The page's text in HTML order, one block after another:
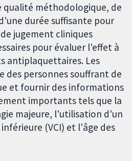
qualité méthodologique, de
durée suffisante pour
jugement cliniques
pour évaluer l'effet à
antiplaquettaires. Les
des personnes souffrant de
et fournir des informations
importants tels que la
majeure, l'utilisation d'un
(VCI) et l'âge des